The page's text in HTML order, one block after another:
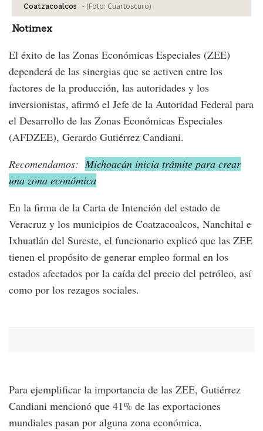
Coatzacoalcos - (Foto: Cuartoscuro)
Notimex
El éxito de las Zonas Económicas Especiales (ZEE)
dependerá de las sinergias que se activen entre los
factores de la producción, las autoridades y los
inversionistas, afirmó el Jefe de la Autoridad Federal para
el Desarrollo de las Zonas Económicas Especiales
(AFDZEE), Gerardo Gutiérrez Candiani.
Recomendamos: Michoacán inicia trámite para crear
una zona económica
En la firma de la Carta de Intención del estado de
Veracruz y los municipios de Coatzacoalcos, Nanchital e
Ixhuatlán del Sureste, el funcionario explicó que las ZEE
tienen el propósito de generar empleo formal en los
estados afectados por la caída del precio del petróleo, así
como por los rezagos sociales.
Para ejemplificar la importancia de las ZEE, Gutiérrez
Candiani mencionó que 41% de las exportaciones
mundiales pasan por alguna zona económica.